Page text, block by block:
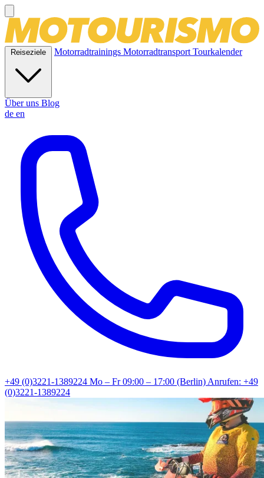
Reiseziele Motorradtrainings MotorradtransportTourkalender
Über uns Blog
de en
+49 (0)3221-1389224 Mo – Fr 09:00 – 17:00 (Berlin)Anrufen: +49
(0)3221-1389224